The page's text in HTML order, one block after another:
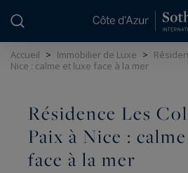
Accueil > Immobilier de Luxe >
Nice : calme et luxe face à la mer
Résidence Les
Paix à Nice :
face à la mer